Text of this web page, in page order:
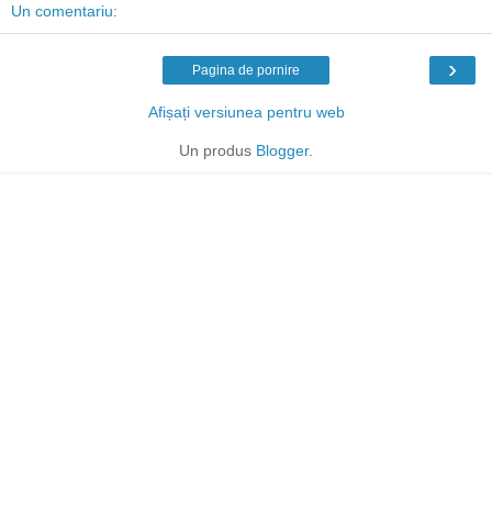
Un comentariu:
›
Pagina de pornire
Afișați versiunea pentru web
Un produs Blogger.